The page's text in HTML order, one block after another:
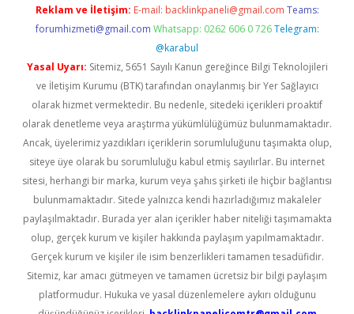
Reklam ve İletişim: E-mail: backlinkpaneli@gmail.com Teams:
forumhizmeti@gmail.com Whatsapp: 0262 606 0 726 Telegram:
@karabul
Yasal Uyarı: Sitemiz, 5651 Sayılı Kanun gereğince Bilgi Teknolojileri
ve İletişim Kurumu (BTK) tarafından onaylanmış bir Yer Sağlayıcı
olarak hizmet vermektedir. Bu nedenle, sitedeki içerikleri proaktif
olarak denetleme veya araştırma yükümlülüğümüz bulunmamaktadır.
Ancak, üyelerimiz yazdıkları içeriklerin sorumluluğunu taşımakta olup,
siteye üye olarak bu sorumluluğu kabul etmiş sayılırlar. Bu internet
sitesi, herhangi bir marka, kurum veya şahıs şirketi ile hiçbir bağlantısı
bulunmamaktadır. Sitede yalnızca kendi hazırladığımız makaleler
paylaşılmaktadır. Burada yer alan içerikler haber niteliği taşımamakta
olup, gerçek kurum ve kişiler hakkında paylaşım yapılmamaktadır.
Gerçek kurum ve kişiler ile isim benzerlikleri tamamen tesadüfidir.
Sitemiz, kar amacı gütmeyen ve tamamen ücretsiz bir bilgi paylaşım
platformudur. Hukuka ve yasal düzenlemelere aykırı olduğunu